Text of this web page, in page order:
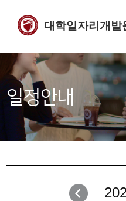
대학일자리개발
일정안내